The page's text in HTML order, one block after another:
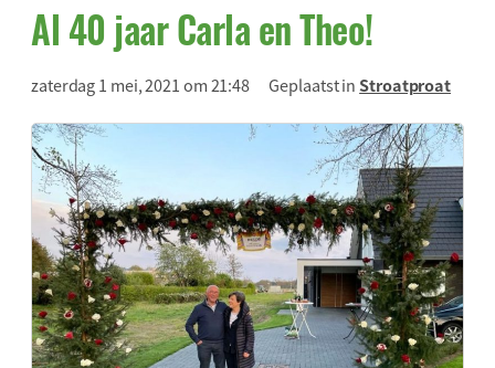
Al 40 jaar Carla en Theo!
zaterdag 1 mei, 2021 om 21:48 Geplaatst inStroatproat